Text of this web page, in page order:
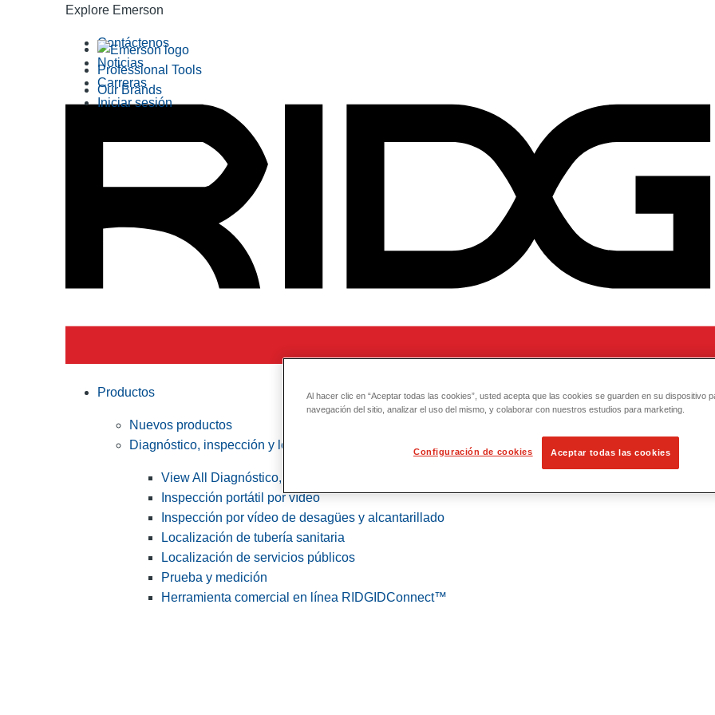
Explore Emerson
Professional Tools
Our Brands
Contáctenos
Noticias
Carreras
Iniciar sesión
Productos
Nuevos productos
Diagnóstico, inspección y localización
View All Diagnóstico, inspección y localización
Inspección portátil por vídeo
Inspección por vídeo de desagües y alcantarillado
Localización de tubería sanitaria
Localización de servicios públicos
Prueba y medición
Herramienta comercial en línea RIDGIDConnect™
Al hacer clic en “Aceptar todas las cookies”, usted acepta que las cookies se guarden en su dispositivo
navegación del sitio, analizar el uso del mismo, y colaborar con nuestros estudios para marketing.
Configuración de cookies Aceptar todas las cookies